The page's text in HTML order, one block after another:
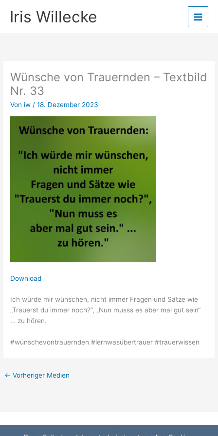
InhaltIris Willecke
Wünsche von Trauernden – Textbild
Nr. 33
Von iw /18. Dezember 2023
Download
Ich würde mir wünschen, nicht immer Fragen und Sätze wie
„Trauerst du immer noch?“, „Nun musss es aber mal gut sein“
… zu hören.
#wünschevontrauernden #lernwasübertrauer #trauerwissen
← Vorheriger Medien
Startseite